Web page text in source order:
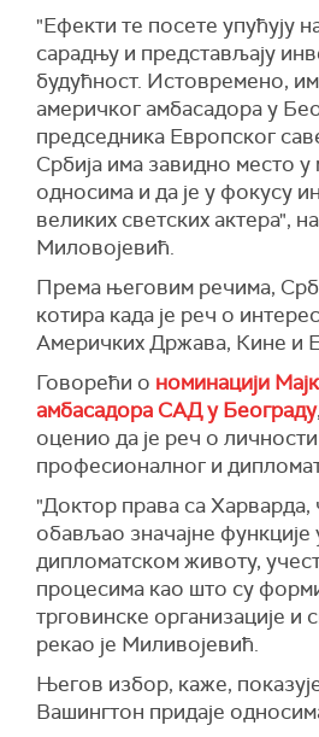
"Ефекти те посете упућују
сарадњу и представљају
будућност. Истовремено,
америчког амбасадора у
председника Европског
Србија има завидно место
односима и да је у фокусу
великих светских актера",
Миловојевић.
Према његовим речима,
котира када је реч о
Америчких Држава, Кине и
Говорећи о номинацији
амбасадора САД у Београду
оценио да је реч о
професионалног и
"Доктор права са Харварда,
обављао значајне функције
дипломатском животу,
процесима као што су
трговинске организације
рекао је Миливојевић.
Његов избор, каже,
Вашингтон придаје